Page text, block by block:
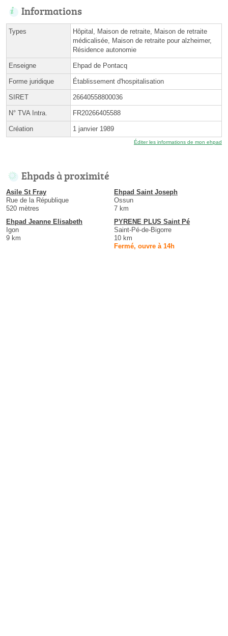
Informations
Types
Hôpital, Maison de retraite, Maison de retraite
médicalisée, Maison de retraite pour alzheimer,
Résidence autonomie
Enseigne Ehpad de Pontacq
Forme juridique Établissement d'hospitalisation
SIRET 26640558800036
N° TVA Intra. FR20266405588
Création 1 janvier 1989
Éditer les informations de mon ehpad
Ehpads à proximité
Asile St Fray
Rue de la République
520 mètres
Ehpad Saint Joseph
Ossun
7 km
Ehpad Jeanne Elisabeth
Igon
9 km
PYRENE PLUS Saint Pé
Saint-Pé-de-Bigorre
10 km
Fermé, ouvre à 14h